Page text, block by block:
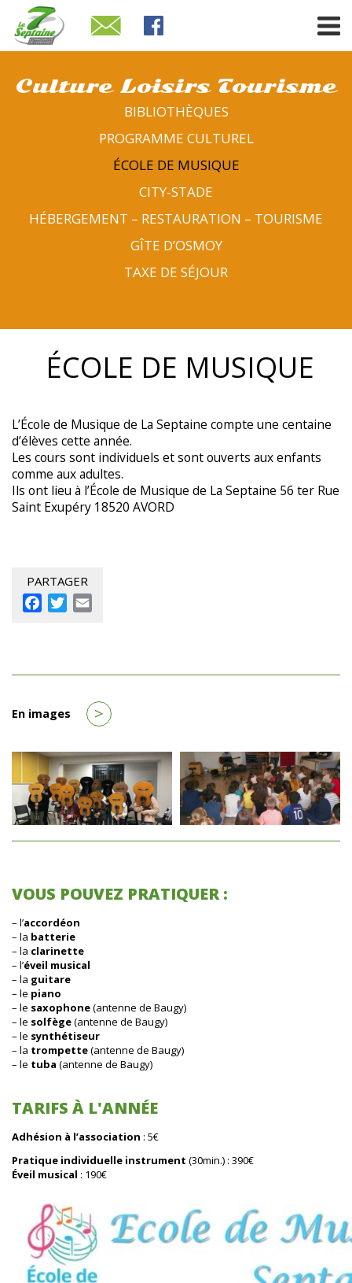
Culture Loisirs Tourisme
BIBLIOTHÈQUES
PROGRAMME CULTUREL
ÉCOLE DE MUSIQUE
CITY-STADE
HÉBERGEMENT – RESTAURATION – TOURISME
GÎTE D’OSMOY
TAXE DE SÉJOUR
ÉCOLE DE MUSIQUE
L’École de Musique de La Septaine compte une centaine
d’élèves cette année.
Les cours sont individuels et sont ouverts aux enfants
comme aux adultes.
Ils ont lieu à l’École de Musique de La Septaine 56 ter Rue
Saint Exupéry 18520 AVORD
PARTAGER
FacebookTwitter
En images >
VOUS POUVEZ PRATIQUER :
– l’accordéon
– la batterie
– la clarinette
– l’éveil musical
– la guitare
– le piano
– le saxophone(antenne de Baugy)
– le solfège(antenne de Baugy)
– le synthétiseur
– la trompette(antenne de Baugy)
– le tuba (antenne de Baugy)
TARIFS À L'ANNÉE
Adhésion à l’association : 5€
Pratique individuelle instrument (30min.) : 390€
Éveil musical : 190€